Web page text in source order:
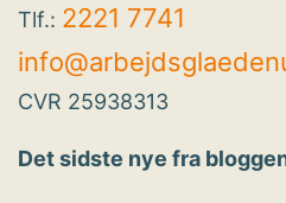
Tlf.: 2221 7741
CVR 25938313
Det sidste nye fra